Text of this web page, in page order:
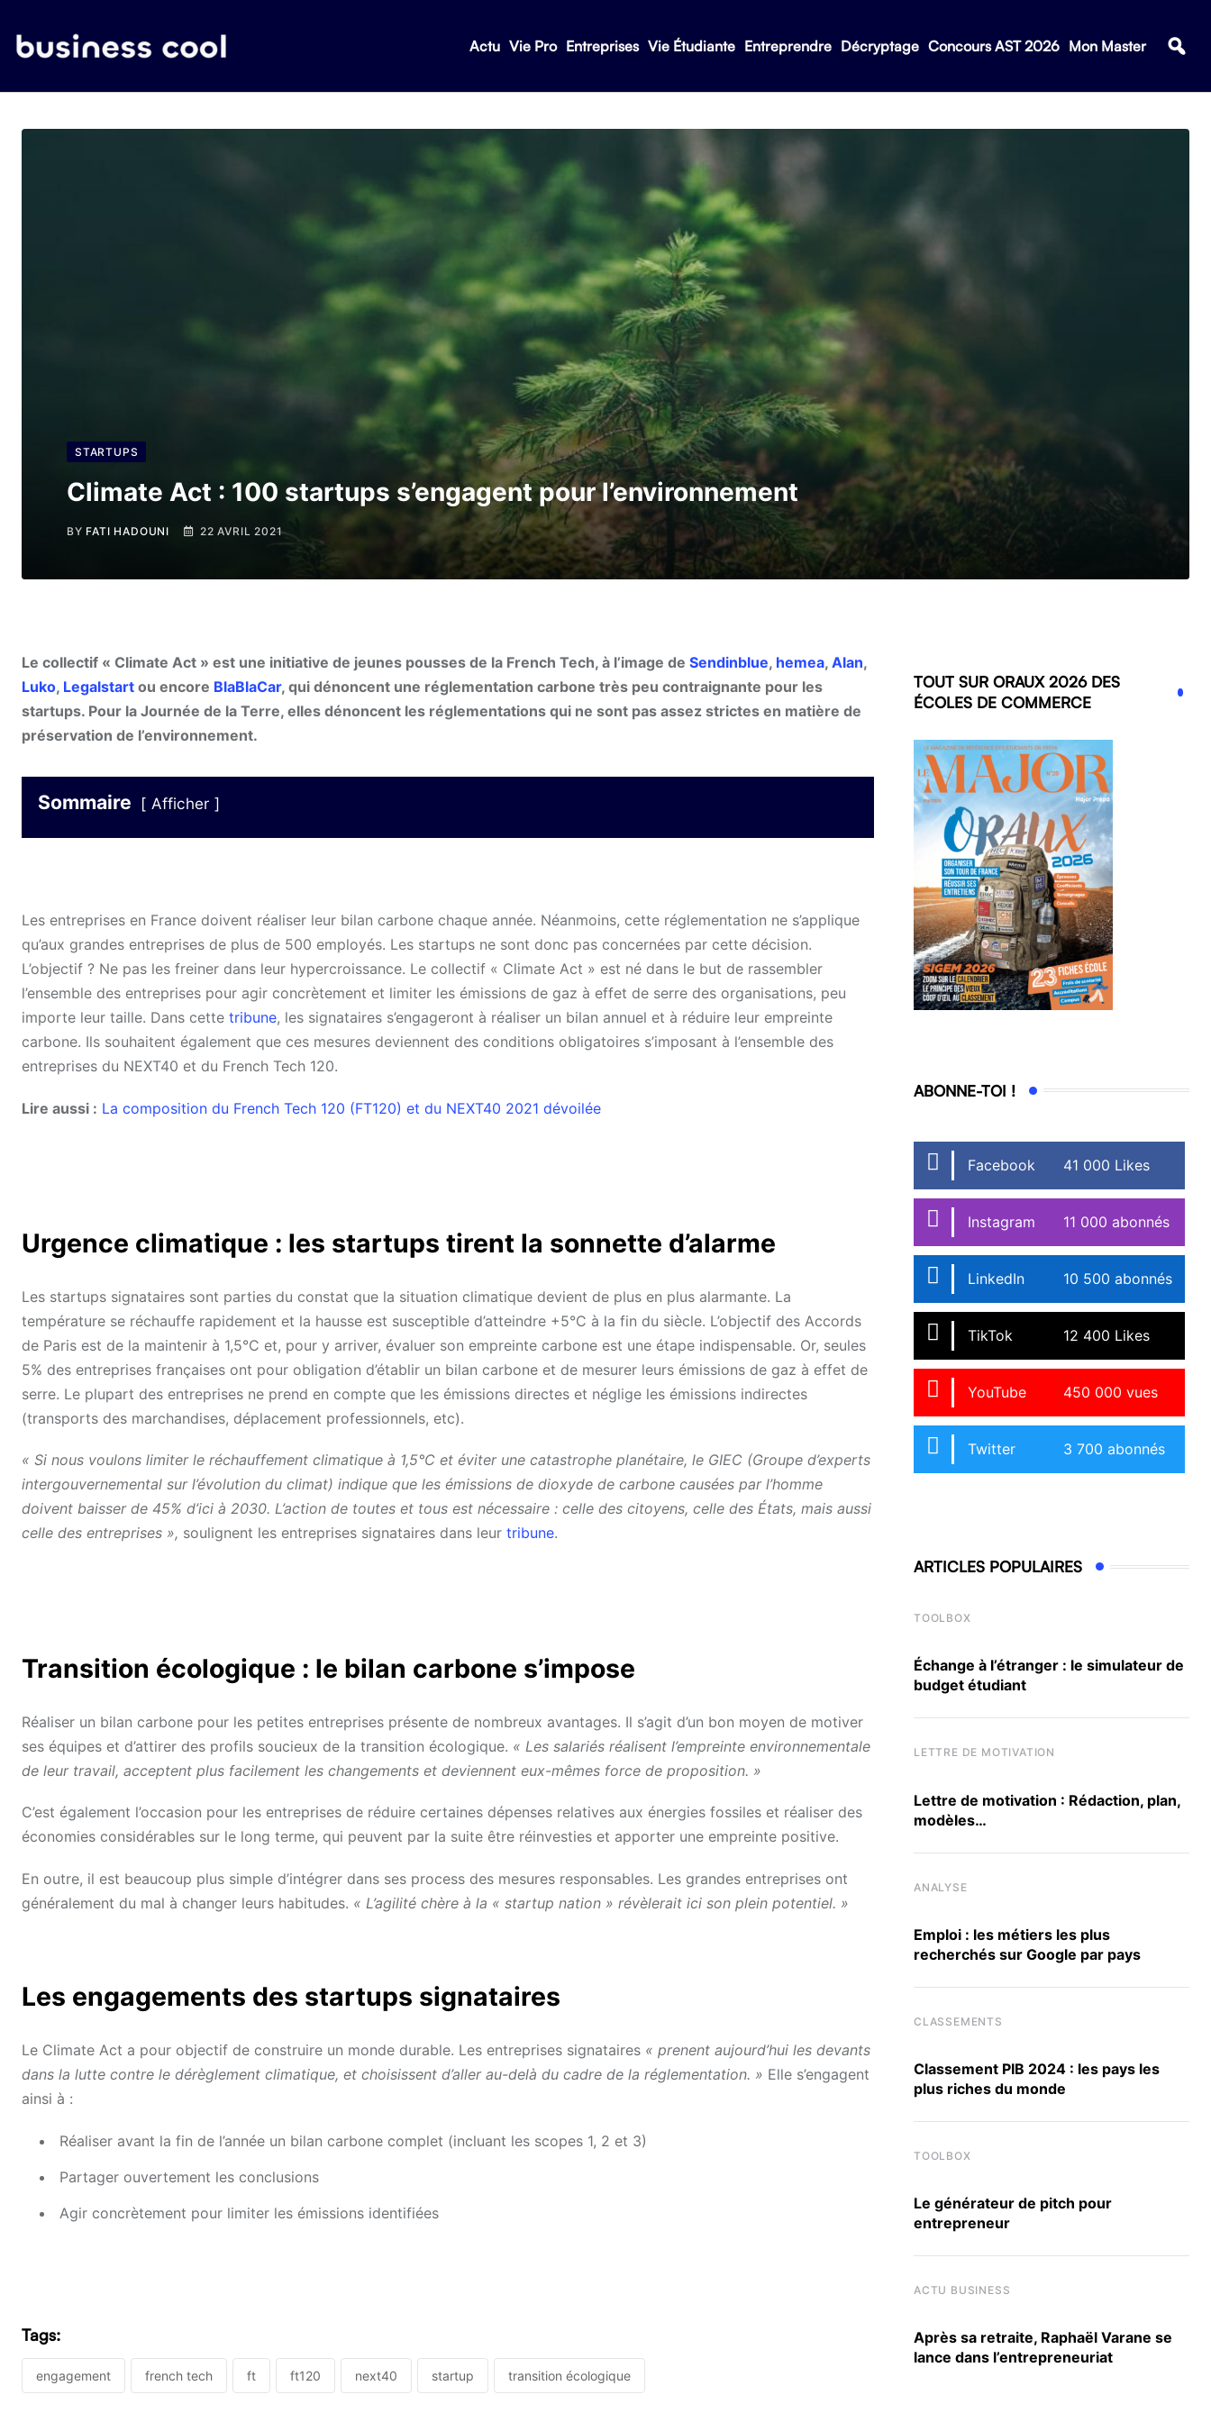
Actu Vie Pro Entreprises Vie Étudiante Entreprendre Décryptage Concours AST 2026 Mon Master
STARTUPS
Climate Act : 100 startups s’engagent pour l’environnement
BY FATI HADOUNI 22 AVRIL 2021
Le collectif « Climate Act » est une initiative de jeunes pousses de la French Tech, à l’image de Sendinblue, hemea, Alan,
Luko, Legalstart ou encore BlaBlaCar, qui dénoncent une réglementation carbone très peu contraignante pour les
startups. Pour la Journée de la Terre, elles dénoncent les réglementations qui ne sont pas assez strictes en matière de
préservation de l’environnement.
Sommaire Afficher
Les entreprises en France doivent réaliser leur bilan carbone chaque année. Néanmoins, cette réglementation ne s’applique
qu’aux grandes entreprises de plus de 500 employés. Les startups ne sont donc pas concernées par cette décision.
L’objectif ? Ne pas les freiner dans leur hypercroissance. Le collectif « Climate Act » est né dans le but de rassembler
l’ensemble des entreprises pour agir concrètement et limiter les émissions de gaz à effet de serre des organisations, peu
importe leur taille. Dans cette tribune, les signataires s’engageront à réaliser un bilan annuel et à réduire leur empreinte
carbone. Ils souhaitent également que ces mesures deviennent des conditions obligatoires s’imposant à l’ensemble des
entreprises du NEXT40 et du French Tech 120.
Lire aussi : La composition du French Tech 120 (FT120) et du NEXT40 2021 dévoilée
Urgence climatique : les startups tirent la sonnette d’alarme
Les startups signataires sont parties du constat que la situation climatique devient de plus en plus alarmante. La
température se réchauffe rapidement et la hausse est susceptible d’atteindre +5°C à la fin du siècle. L’objectif des Accords
de Paris est de la maintenir à 1,5°C et, pour y arriver, évaluer son empreinte carbone est une étape indispensable. Or, seules
5% des entreprises françaises ont pour obligation d’établir un bilan carbone et de mesurer leurs émissions de gaz à effet de
serre. Le plupart des entreprises ne prend en compte que les émissions directes et néglige les émissions indirectes
(transports des marchandises, déplacement professionnels, etc).
« Si nous voulons limiter le réchauffement climatique à 1,5°C et éviter une catastrophe planétaire, le GIEC (Groupe d’experts
intergouvernemental sur l’évolution du climat) indique que les émissions de dioxyde de carbone causées par l’homme
doivent baisser de 45% d’ici à 2030. L’action de toutes et tous est nécessaire : celle des citoyens, celle des États, mais aussi
celle des entreprises », soulignent les entreprises signataires dans leur tribune.
Transition écologique : le bilan carbone s’impose
Réaliser un bilan carbone pour les petites entreprises présente de nombreux avantages. Il s’agit d’un bon moyen de motiver
ses équipes et d’attirer des profils soucieux de la transition écologique. « Les salariés réalisent l’empreinte environnementale
de leur travail, acceptent plus facilement les changements et deviennent eux-mêmes force de proposition. »
C’est également l’occasion pour les entreprises de réduire certaines dépenses relatives aux énergies fossiles et réaliser des
économies considérables sur le long terme, qui peuvent par la suite être réinvesties et apporter une empreinte positive.
En outre, il est beaucoup plus simple d’intégrer dans ses process des mesures responsables. Les grandes entreprises ont
généralement du mal à changer leurs habitudes. « L’agilité chère à la « startup nation » révèlerait ici son plein potentiel. »
Les engagements des startups signataires
Le Climate Act a pour objectif de construire un monde durable. Les entreprises signataires « prenent aujourd’hui les devants
dans la lutte contre le dérèglement climatique, et choisissent d’aller au-delà du cadre de la réglementation. » Elle s’engagent
ainsi à :
Réaliser avant la fin de l’année un bilan carbone complet (incluant les scopes 1, 2 et 3)
Partager ouvertement les conclusions
Agir concrètement pour limiter les émissions identifiées
Tags:
engagement french tech ft ft120 next40 startup transition écologique
TOUT SUR ORAUX 2026 DES
ÉCOLES DE COMMERCE
ABONNE-TOI !
Facebook 41 000 Likes
Instagram 11 000 abonnés
LinkedIn 10 500 abonnés
TikTok 12 400 Likes
YouTube 450 000 vues
Twitter 3 700 abonnés
ARTICLES POPULAIRES
TOOLBOX
Échange à l’étranger : le simulateur de
budget étudiant
LETTRE DE MOTIVATION
Lettre de motivation : Rédaction, plan,
modèles…
ANALYSE
Emploi : les métiers les plus
recherchés sur Google par pays
CLASSEMENTS
Classement PIB 2024 : les pays les
plus riches du monde
TOOLBOX
Le générateur de pitch pour
entrepreneur
ACTU BUSINESS
Après sa retraite, Raphaël Varane se
lance dans l’entrepreneuriat